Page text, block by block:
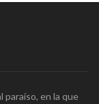
paraíso, en la que